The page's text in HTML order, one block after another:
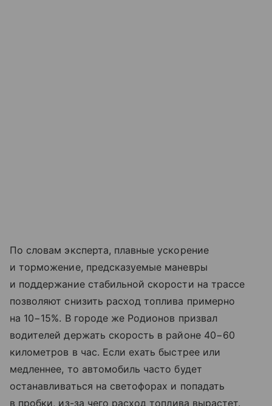
По словам эксперта, плавные ускорение
и торможение, предсказуемые маневры
и поддержание стабильной скорости на трассе
позволяют снизить расход топлива примерно
на 10−15%. В городе же Родионов призвал
водителей держать скорость в районе 40−60
километров в час. Если ехать быстрее или
медленнее, то автомобиль часто будет
останавливаться на светофорах и попадать
в пробки, из-за чего расход топлива вырастет.